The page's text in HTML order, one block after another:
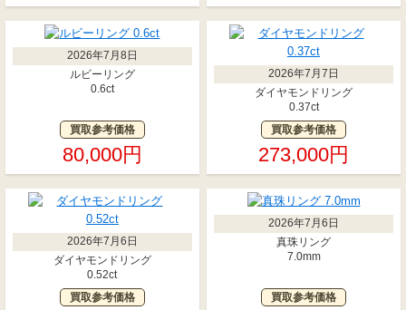
2026年7月8日
ルビーリング
0.6ct
買取参考価格
80,000円
2026年7月7日
ダイヤモンドリング
0.37ct
買取参考価格
273,000円
2026年7月6日
ダイヤモンドリング
0.52ct
買取参考価格
2026年7月6日
真珠リング
7.0mm
買取参考価格